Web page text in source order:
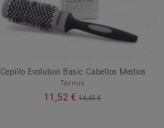
Cepillo Evolution Basic Cabellos Medios
Termix
11,52 € 14,40 €